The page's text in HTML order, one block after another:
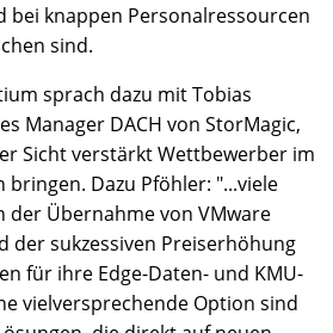
bei knappen Personalressourcen
sind.
sprach dazu mit Tobias
Manager DACH von StorMagic,
Sicht verstärkt Wettbewerber im
bringen. Dazu Pföhler: "...viele
der Übernahme von VMware
der sukzessiven Preiserhöhung
für ihre Edge-Daten- und KMU-
vielversprechende Option sind